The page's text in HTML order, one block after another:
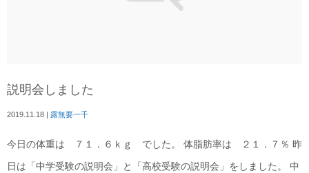
説明会しました
2019.11.18 露無要一千
今日の体重は ７１．６ｋｇ でした。 体脂肪率は ２１．７％ 昨
日は「中学受験の説明会」と「高校受験の説明会」をしました。 中